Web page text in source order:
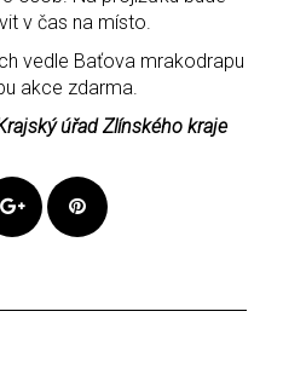
v čas na místo.
vedle Baťova mrakodrapu
akce zdarma.
úřad Zlínského kraje